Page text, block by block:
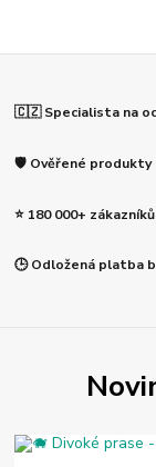
🇨🇿 Specialista na
🛡️ Ověřené produkty
⭐ 180 000+ zákazníků
🕒 Odložená platba